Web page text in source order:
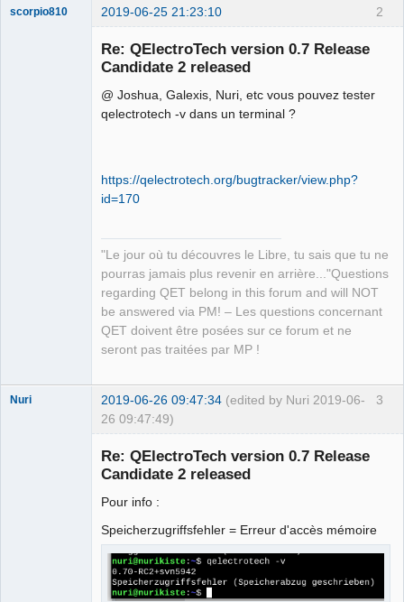
2
scorpio810 2019-06-25 21:23:10
Re: QElectroTech version 0.7 Release
Candidate 2 released
@ Joshua, Galexis, Nuri, etc vous pouvez tester
qelectrotech -v dans un terminal ?
https://qelectrotech.org/bugtracker/view.php?
id=170
"Le jour où tu découvres le Libre, tu sais que tu ne
pourras jamais plus revenir en arrière..."Questions
regarding QET belong in this forum and will NOT
be answered via PM! – Les questions concernant
QET doivent être posées sur ce forum et ne
seront pas traitées par MP !
3
Nuri 2019-06-26 09:47:34 (edited by Nuri 2019-06-
26 09:47:49)
Re: QElectroTech version 0.7 Release
Candidate 2 released
Pour info :
Speicherzugriffsfehler = Erreur d'accès mémoire